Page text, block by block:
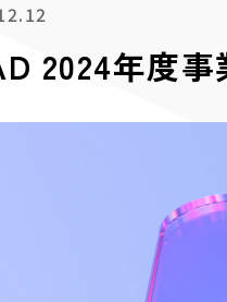
情報の整理・
芸術に関して、作品情報や権利情
ースを構築しています。映像だ
てデータを保管し、公開していま
などの映像を活用したイベント開
含めた国際発信などを通じ、作
つための取り組みを支援していま
2024年度